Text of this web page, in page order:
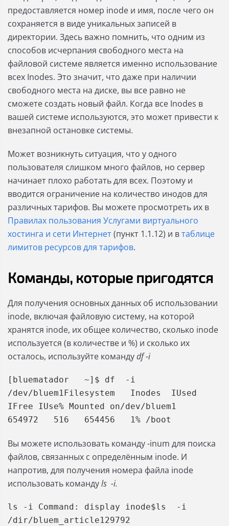
предоставляется номер inode и имя, после чего он
сохраняется в виде уникальных записей в
директории. Здесь важно помнить, что одним из
способов исчерпания свободного места на
файловой системе является именно использование
всех Inodes. Это значит, что даже при наличии
свободного места на диске, вы все равно не
сможете создать новый файл. Когда все Inodes в
вашей системе используются, это может привести к
внезапной остановке системы.
Может возникнуть ситуация, что у одного
пользователя слишком много файлов, но сервер
начинает плохо работать для всех. Поэтому и
вводится ограничение на количество инодов для
различных тарифов. Вы можете просмотреть их в
Правилах пользования Услугами виртуального
хостинга и сети Интернет(пункт 1.1.12) и втаблице
лимитов ресурсов для тарифов.
Команды, которые пригодятся
Для получения основных данных об использовании
inode, включая файловую систему, на которой
хранятся inode, их общее количество, сколько inode
используется (в количестве и %) и сколько их
осталось, используйте командуdf -i
[bluematador   ~]$ df  -i
/dev/bluem1Filesystem   Inodes  IUsed
IFree IUse% Mounted on/dev/bluem1
654972   516   654456   1% /boot
Вы можете использовать команду -inum для поиска
файлов, связанных с определённым inode. И
напротив, для получения номера файла inode
использовать командуls -i.
ls -i Command: display inode$ls  -i
/dir/bluem_article129792